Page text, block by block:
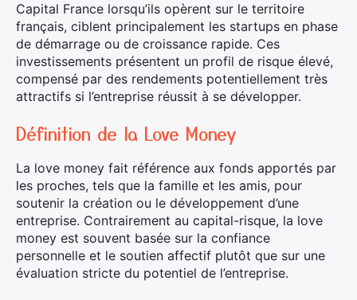
Capital France lorsqu’ils opèrent sur le territoire
français, ciblent principalement les startups en phase
de démarrage ou de croissance rapide. Ces
investissements présentent un profil de risque élevé,
compensé par des rendements potentiellement très
attractifs si l’entreprise réussit à se développer.
Définition de la Love Money
La love money fait référence aux fonds apportés par
les proches, tels que la famille et les amis, pour
soutenir la création ou le développement d’une
entreprise. Contrairement au capital-risque, la love
money est souvent basée sur la confiance
personnelle et le soutien affectif plutôt que sur une
évaluation stricte du potentiel de l’entreprise.